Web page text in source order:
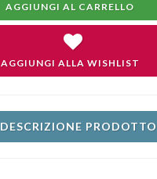
AGGIUNGI AL CARRELLO
AGGIUNGI ALLA WISHLIST
DESCRIZIONE PRODOTTO